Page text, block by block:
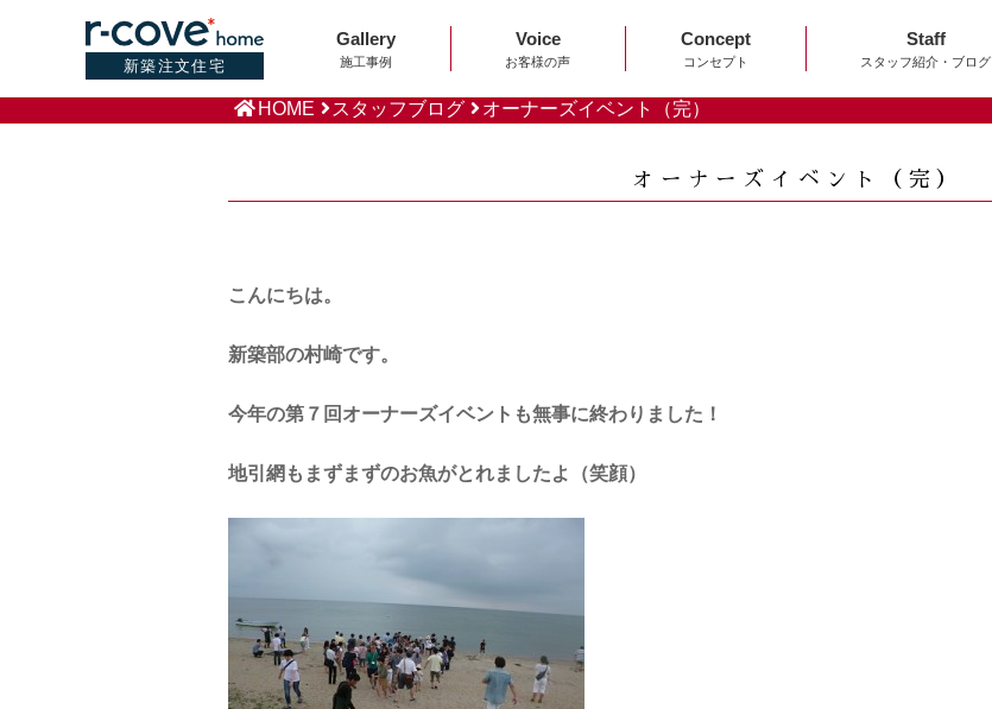
新築注文住宅
Gallery
施工事例
Voice
お客様の声
Concept
コンセプト
Staff
スタッフ紹介・ブログ
HOME スタッフブログ オーナーズイベント（完）
オーナーズイベント（完）
こんにちは。
新築部の村崎です。
今年の第７回オーナーズイベントも無事に終わりました！
地引網もまずまずのお魚がとれましたよ（笑顔）